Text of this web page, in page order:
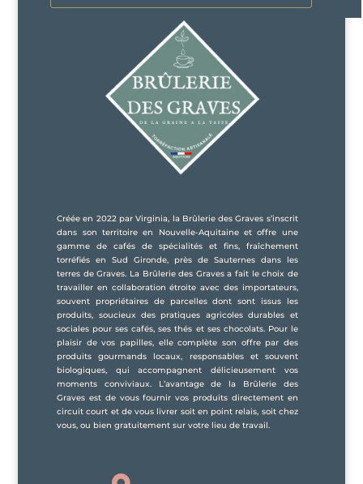
Créée en 2022 par Virginia, la Brûlerie des Graves s’inscrit
dans son territoire en Nouvelle-Aquitaine et offre une
gamme de cafés de spécialités et fins, fraîchement
torréfiés en Sud Gironde, près de Sauternes dans les
terres de Graves. La Brûlerie des Graves a fait le choix de
travailler en collaboration étroite avec des importateurs,
souvent propriétaires de parcelles dont sont issus les
produits, soucieux des pratiques agricoles durables et
sociales pour ses cafés, ses thés et ses chocolats. Pour le
plaisir de vos papilles, elle complète son offre par des
produits gourmands locaux, responsables et souvent
biologiques, qui accompagnent délicieusement vos
moments conviviaux. L’avantage de la Brûlerie des
Graves est de vous fournir vos produits directement en
circuit court et de vous livrer soit en point relais, soit chez
vous, ou bien gratuitement sur votre lieu de travail.